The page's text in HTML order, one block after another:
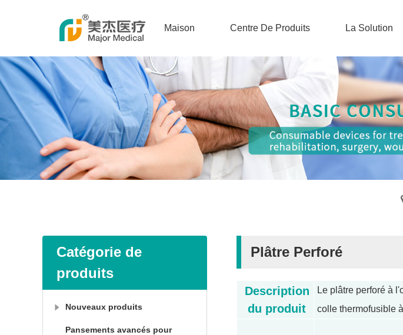
Maison Centre De Produits La Solution
Catégorie de
produits
Nouveaux produits
Pansements avancés pour
Plâtre Perforé
Description
du produit
Le plâtre perforé à
colle thermofusible